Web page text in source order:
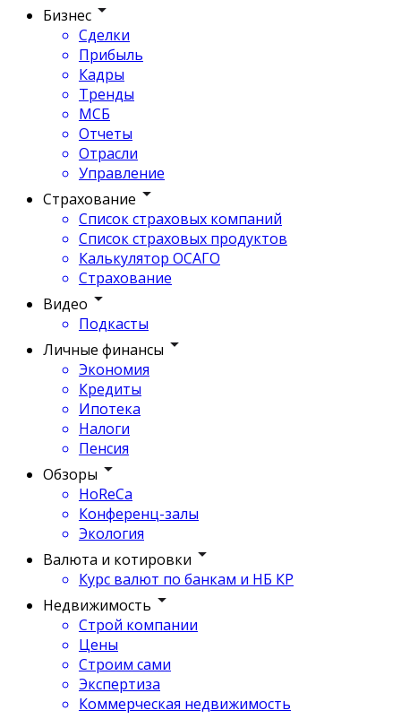
Бизнес
Сделки
Прибыль
Кадры
Тренды
МСБ
Отчеты
Отрасли
Управление
Страхование
Список страховых компаний
Список страховых продуктов
Калькулятор ОСАГО
Страхование
Видео
Подкасты
Личные финансы
Экономия
Кредиты
Ипотека
Налоги
Пенсия
Обзоры
HoReCa
Конференц-залы
Экология
Валюта и котировки
Курс валют по банкам и НБ КР
Недвижимость
Строй компании
Цены
Строим сами
Экспертиза
Коммерческая недвижимость